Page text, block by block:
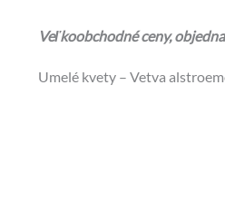
Veľkoobchodné ceny,
Umelé kvety – Vetva